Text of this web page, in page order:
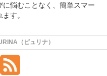
悩むことなく、簡単スマー
す。
（ピュリナ）